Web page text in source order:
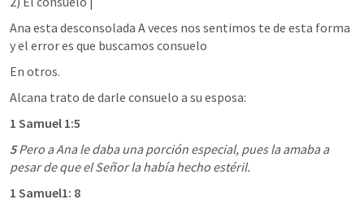
Ana esta desconsolada A veces nos sentimos te de esta forma
y el error es que buscamos consuelo
En otros.
Alcana trato de darle consuelo a su esposa:
1 Samuel 1:5
5 Pero a Ana le daba una porción especial, pues la amaba a
pesar de que el Señor la había hecho estéril.
1 Samuel1: 8